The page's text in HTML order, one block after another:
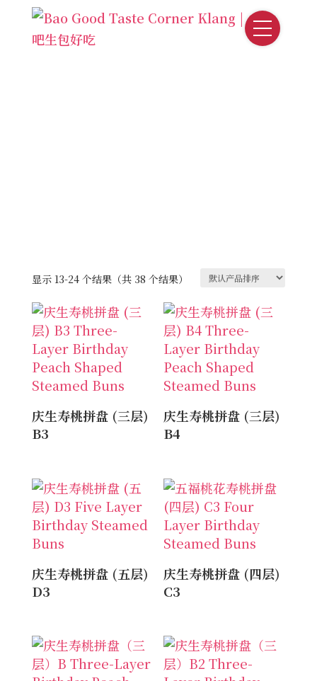
显示 13-24 个结果（共 38 个结果）
庆生寿桃拼盘 (三层)
B3
庆生寿桃拼盘 (三层)
B4
庆生寿桃拼盘 (五层)
D3
庆生寿桃拼盘 (四层)
C3